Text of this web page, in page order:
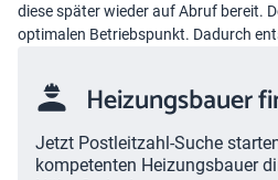
diese später wieder auf Abruf bereit.
optimalen Betriebspunkt. Dadurch
Heizungsbauer
Jetzt Postleitzahl-Suche
kompetenten Heizungsbauer